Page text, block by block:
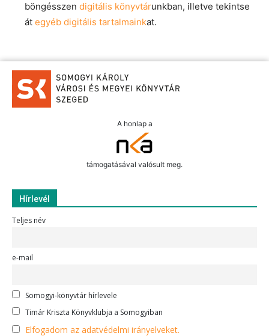
böngésszen digitális könyvtárunkban, illetve tekintse
át egyéb digitális tartalmainkat.
A honlap a
támogatásával valósult meg.
Hírlevél
Teljes név
e-mail
Somogyi-könyvtár hírlevele
Timár Kriszta Könyvklubja a Somogyiban
Elfogadom az adatvédelmi irányelveket.